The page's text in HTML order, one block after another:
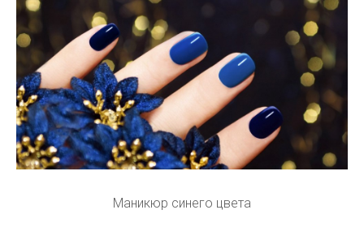
Маникюр синего цвета